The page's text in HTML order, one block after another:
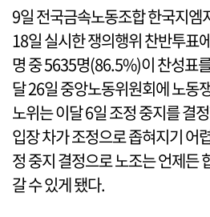
9일 전국금속노동조합 한국지엠
18일 실시한 쟁의행위 찬반투표
명 중 5635명(86.5%)이 찬성표
달 26일 중앙노동위원회에 노동
노위는 이달 6일 조정 중지를 결
입장 차가 조정으로 좁혀지기 어
정 중지 결정으로 노조는 언제든
갈 수 있게 됐다.